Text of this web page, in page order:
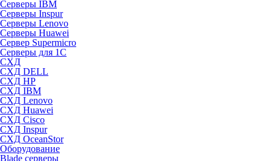
Серверы IBM
Серверы Inspur
Серверы Lenovo
Серверы Huawei
Сервер Supermicro
Серверы для 1C
СХД
СХД DELL
СХД HP
СХД IBM
СХД Lenovo
СХД Huawei
СХД Cisco
СХД Inspur
СХД OceanStor
Оборудование
Blade серверы